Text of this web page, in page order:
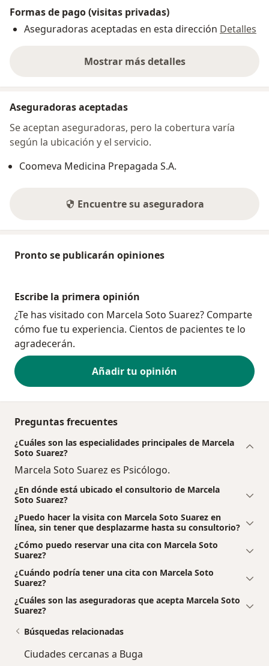
Formas de pago (visitas privadas)
Aseguradoras aceptadas en esta dirección Detalles
Mostrar más detalles
sobre la dirección
Aseguradoras aceptadas
Se aceptan aseguradoras, pero la cobertura varía
según la ubicación y el servicio.
Coomeva Medicina Prepagada S.A.
Encuentre su aseguradora
Pronto se publicarán opiniones
Escribe la primera opinión
¿Te has visitado con Marcela Soto Suarez? Comparte
cómo fue tu experiencia. Cientos de pacientes te lo
agradecerán.
Añadir tu opinión
Preguntas frecuentes
¿Cuáles son las especialidades principales de Marcela
Soto Suarez?
Marcela Soto Suarez es Psicólogo.
¿En dónde está ubicado el consultorio de Marcela
Soto Suarez?
¿Puedo hacer la visita con Marcela Soto Suarez en
línea, sin tener que desplazarme hasta su consultorio?
¿Cómo puedo reservar una cita con Marcela Soto
Suarez?
¿Cuándo podría tener una cita con Marcela Soto
Suarez?
¿Cuáles son las aseguradoras que acepta Marcela Soto
Suarez?
Búsquedas relacionadas
Ciudades cercanas a Buga